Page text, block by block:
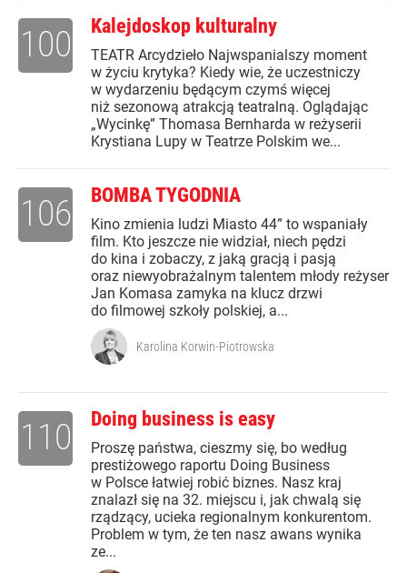
Kalejdoskop kulturalny
TEATR Arcydzieło Najwspanialszy moment
w życiu krytyka? Kiedy wie, że uczestniczy
w wydarzeniu będącym czymś więcej
niż sezonową atrakcją teatralną. Oglądając
„Wycinkę” Thomasa Bernharda w reżyserii
Krystiana Lupy w Teatrze Polskim we...
100
BOMBA TYGODNIA
Kino zmienia ludzi Miasto 44” to wspaniały
film. Kto jeszcze nie widział, niech pędzi
do kina i zobaczy, z jaką gracją i pasją
oraz niewyobrażalnym talentem młody reżyser
Jan Komasa zamyka na klucz drzwi
do filmowej szkoły polskiej, a...
106
Karolina Korwin-Piotrowska
Doing business is easy
Proszę państwa, cieszmy się, bo według
prestiżowego raportu Doing Business
w Polsce łatwiej robić biznes. Nasz kraj
znalazł się na 32. miejscu i, jak chwalą się
rządzący, ucieka regionalnym konkurentom.
Problem w tym, że ten nasz awans wynika
ze...
110